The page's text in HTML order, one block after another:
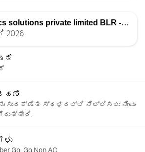
Camions logistics solutions private limited BLR - One
ಸುರಕ್ಷಿತ ಸ್ಥಳದಲ್ಲಿ ನಿಲ್ಲಿಸಲು ನೀವು
Go, Go Non AC